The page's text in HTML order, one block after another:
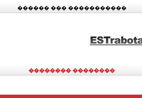
������ ��� �����������
�������� ��������